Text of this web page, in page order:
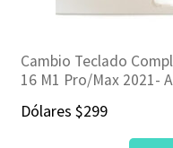
Cambio Teclado
16 M1 Pro/Max 2021-
Dólares $299